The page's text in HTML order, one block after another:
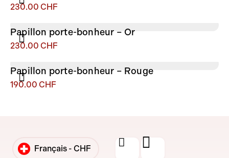
230.00 CHF
Papillon porte-bonheur – Or
230.00 CHF
Papillon porte-bonheur – Rouge
190.00 CHF
Français - CHF